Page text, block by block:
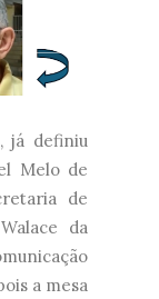
já definiu
Melo de
de
da
a mesa